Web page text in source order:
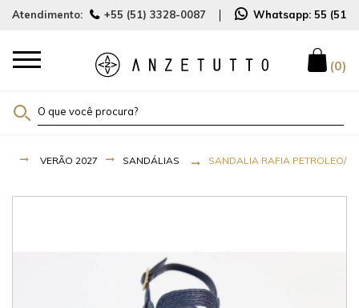
Atendimento: +55 (51) 3328-0087 Whatsapp: 55 (51)
0
VERÃO 2027 SANDÁLIAS SANDALIA RAFIA PETROLEO/